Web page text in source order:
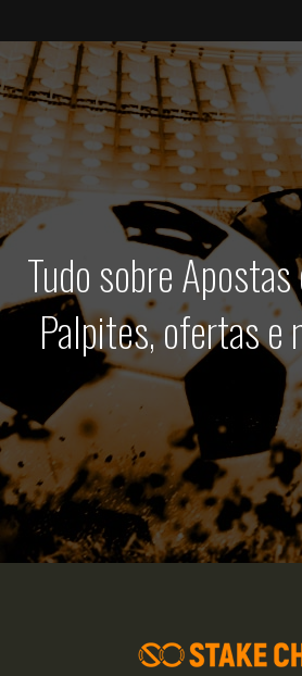
Tudo sobre
Palpites, ofertas e